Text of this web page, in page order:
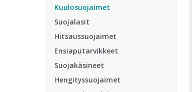
Kuulosuojaimet
Suojalasit
Hitsaussuojaimet
Ensiaputarvikkeet
Suojakäsineet
Hengityssuojaimet